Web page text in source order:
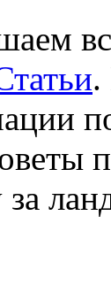
.
за